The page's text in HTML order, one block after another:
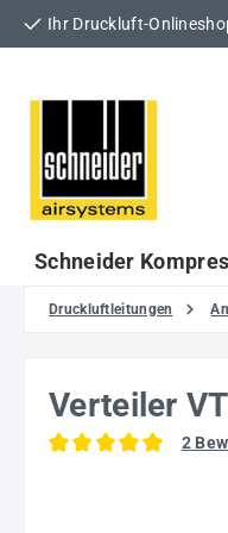
Hauptinhalt springen
Zur Suche springen
Zur Hauptnavigation
Ihr Druckluft-
Schneider
Druckluftleitungen
Verteiler
2